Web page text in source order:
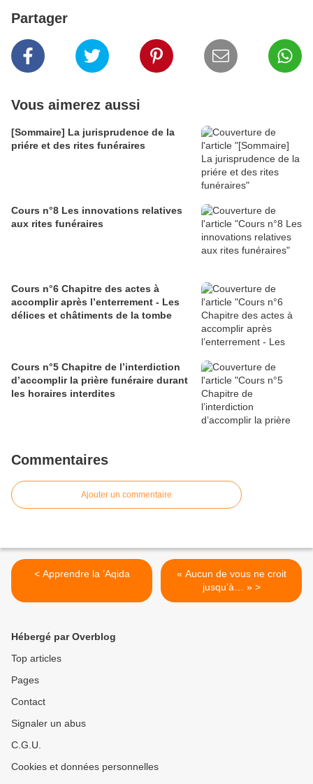
Partager
Vous aimerez aussi
[Sommaire] La jurisprudence de la
priére et des rites funéraires
Cours n°8 Les innovations relatives
aux rites funéraires
Cours n°6 Chapitre des actes à
accomplir après l’enterrement - Les
délices et châtiments de la tombe
Cours n°5 Chapitre de l’interdiction
d’accomplir la prière funéraire durant
les horaires interdites
Commentaires
Ajouter un commentaire
< Apprendre la ’Aqida
« Aucun de vous ne croit
jusqu’à… » >
Hébergé par Overblog
Top articles
Pages
Contact
Signaler un abus
C.G.U.
Cookies et données personnelles